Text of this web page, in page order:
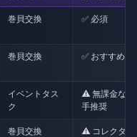
巻貝交換 ✅ 必須
巻貝交換 ✅ おすすめ
イベントタス
ク
⚠️ 無課金なら
手推奨
巻貝交換
⚠️ コレクター